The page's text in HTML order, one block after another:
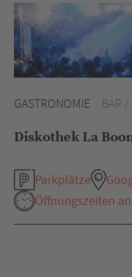
GASTRONOMIE BAR
Diskothek La
Parkplätze
Öffnungszeiten